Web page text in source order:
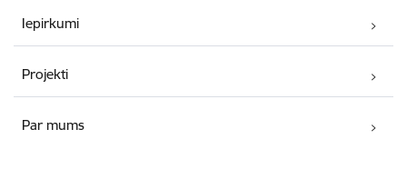
Iepirkumi
Projekti
Par mums